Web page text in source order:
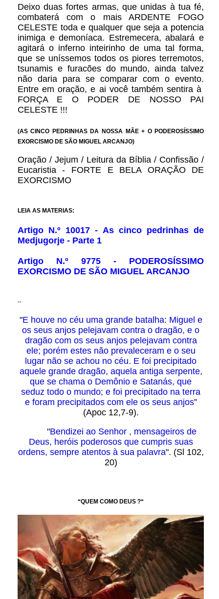
Deixo duas fortes armas, que unidas à tua fé,
combaterá com o mais ARDENTE FOGO
CELESTE toda e qualquer que seja a potencia
inimiga e demoníaca. Estremecera, abalará e
agitará o inferno inteirinho de uma tal forma,
que se uníssemos todos os piores terremotos,
tsunamis e furacões do mundo, ainda talvez
não daria para se comparar com o evento.
Entre em oração, e ai você também sentira à
FORÇA E O PODER DE NOSSO PAI
CELESTE !!!
(AS CINCO PEDRINHAS DA NOSSA MÃE + O PODEROSÍSSIMO
EXORCISMO DE SÃO MIGUEL ARCANJO)
Oração / Jejum / Leitura da Bíblia / Confissão /
Eucaristia - FORTE E BELA ORAÇÃO DE
EXORCISMO
LEIA AS MATERIAS:
Artigo N.º 10017 - As cinco pedrinhas de
Medjugorje - Parte 1
Artigo N.º 9775 - PODEROSÍSSIMO
EXORCISMO DE SÃO MIGUEL ARCANJO
--
"E houve no céu uma grande batalha: Miguel e
os seus anjos pelejavam contra o dragão, e o
dragão com os seus anjos pelejavam contra
ele; porém estes não prevaleceram e o seu
lugar não se achou no céu. E foi precipitado
aquele grande dragão, aquela antiga serpente,
que se chama o Demônio e Satanás, que
seduz todo o mundo; e foi precipitado na terra
e foram precipitados com ele os seus anjos”
(Apoc 12,7-9).
"Bendizei ao Senhor , mensageiros de
Deus, heróis poderosos que cumpris suas
ordens, sempre atentos à sua palavra". (Sl 102,
20)
“QUEM COMO DEUS ?“